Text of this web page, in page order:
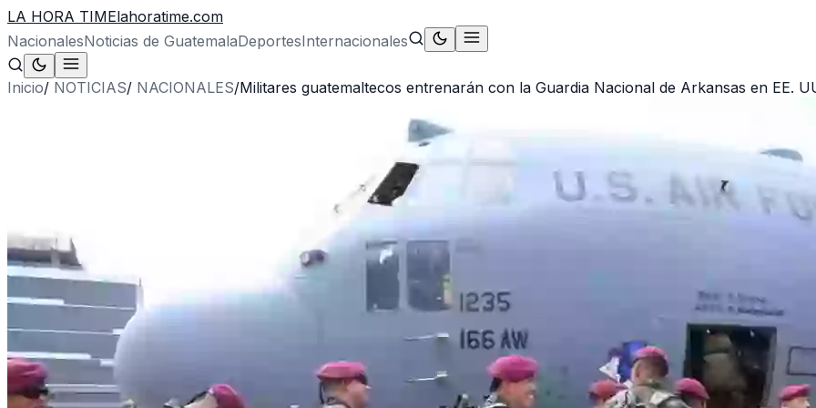
LA HORA TIMElahoratime.com
NacionalesNoticias de GuatemalaDeportesInternacionales
Inicio/ NOTICIAS/ NACIONALES/Militares guatemaltecos entrenarán con la Guardia Nacional de Arkansas en EE.